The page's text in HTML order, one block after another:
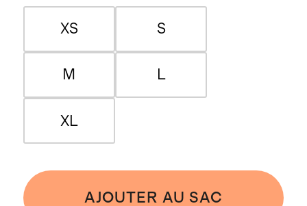
XS S
M L
XL
AJOUTER AU SAC